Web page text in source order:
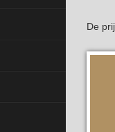
De